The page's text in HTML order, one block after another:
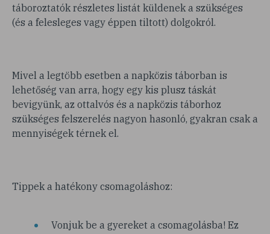
táboroztatók részletes listát küldenek a szükséges
(és a felesleges vagy éppen tiltott) dolgokról.
Mivel a legtöbb esetben a napközis táborban is
lehetőség van arra, hogy egy kis plusz táskát
bevigyünk, az ottalvós és a napközis táborhoz
szükséges felszerelés nagyon hasonló, gyakran csak a
mennyiségek térnek el.
Tippek a hatékony csomagoláshoz:
Vonjuk be a gyereket a csomagolásba! Ez